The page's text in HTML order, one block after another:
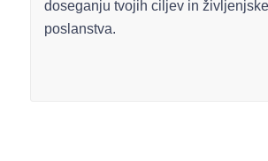
doseganju tvojih ciljev in
poslanstva.